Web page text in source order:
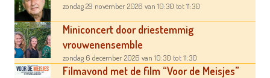
zondag 29 november 2026 van 10:30 tot 11:30
Miniconcert door driestemmig
vrouwenensemble
zondag 6 december 2026 van 10:30 tot 11:30
Filmavond met de film “Voor de Meisjes”